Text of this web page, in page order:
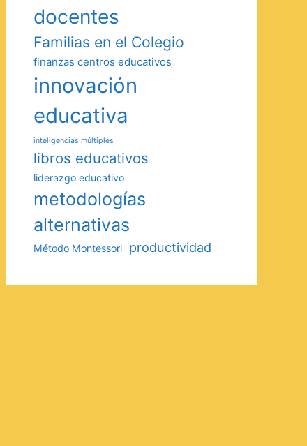
docentes
Familias en el Colegio
finanzas centros educativos
innovación
educativa
inteligencias múltiples
libros educativos
liderazgo educativo
metodologías
alternativas
Método Montessori productividad